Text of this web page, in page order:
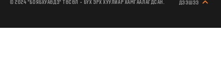
© 2024 "БОЯБХУАӨДЗ" ТӨСӨЛ • БҮХ ЭРХ ХУУЛИАР ХАМГААЛАГДСАН. ДЭЭШЭЭ